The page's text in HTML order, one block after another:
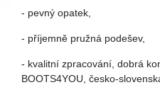
- pevný opatek,
- příjemně pružná podešev,
- kvalitní zpracování, dobrá
BOOTS4YOU, česko-